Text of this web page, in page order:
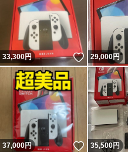
33,300円 いいね！
29,000円
37,000円 いいね！
35,500円